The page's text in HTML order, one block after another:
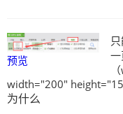
预览
width="200"
为什么